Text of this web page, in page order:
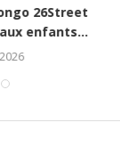
26Street
enfants...